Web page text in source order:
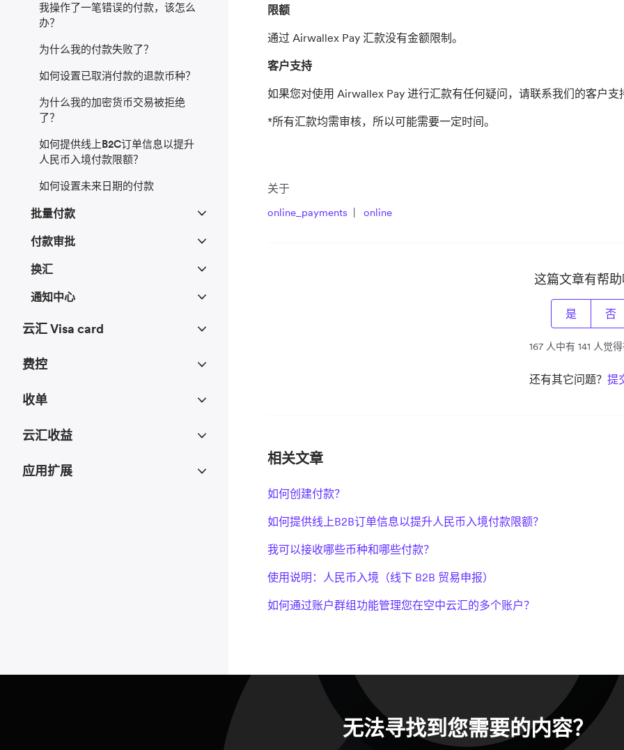
限额
通过 Airwallex Pay 汇款没有金额限制。
客户支持
如果您对使用 Airwallex Pay 进行汇款有任何疑问，请联系我们的客户支
*所有汇款均需审核，所以可能需要一定时间。
关于
online_payments online
这篇文章有帮助
是 否
167 人中有 141 人觉
还有其它问题？ 提
相关文章
如何创建付款？
如何提供线上B2B订单信息以提升人民币入境付款限额？
我可以接收哪些币种和哪些付款？
使用说明：人民币入境（线下 B2B 贸易申报）
如何通过账户群组功能管理您在空中云汇的多个账户？
我操作了一笔错误的付款，该怎么
办？
为什么我的付款失败了？
如何设置已取消付款的退款币种？
为什么我的加密货币交易被拒绝
了？
如何提供线上B2C订单信息以提升
人民币入境付款限额？
如何设置未来日期的付款
批量付款
付款审批
换汇
通知中心
云汇 Visa card
费控
收单
云汇收益
应用扩展
无法寻找到您需要的内容？